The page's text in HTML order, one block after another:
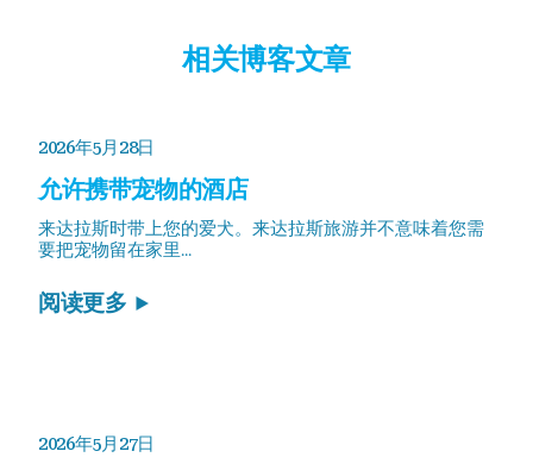
相关博客文章
2026年5月28日
允许携带宠物的酒店
来达拉斯时带上您的爱犬。来达拉斯旅游并不意味着您需
要把宠物留在家里...
阅读更多
2026年5月27日